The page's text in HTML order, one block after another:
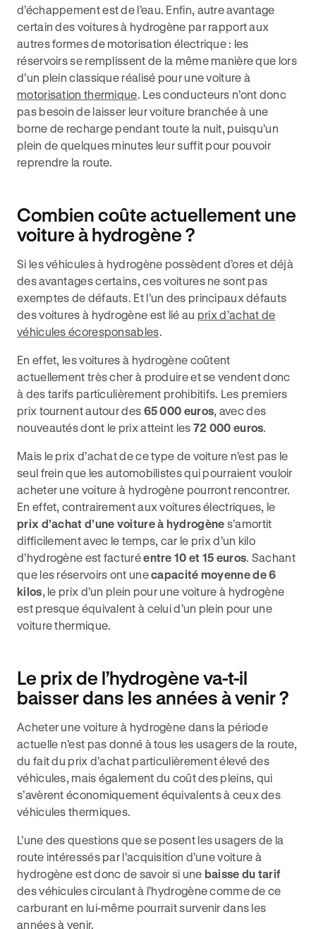
d’échappement est de l’eau. Enfin, autre avantage
certain des voitures à hydrogène par rapport aux
autres formes de motorisation électrique : les
réservoirs se remplissent de la même manière que lors
d’un plein classique réalisé pour une voiture à
motorisation thermique. Les conducteurs n’ont donc
pas besoin de laisser leur voiture branchée à une
borne de recharge pendant toute la nuit, puisqu’un
plein de quelques minutes leur suffit pour pouvoir
reprendre la route.
Combien coûte actuellement une
voiture à hydrogène ?
Si les véhicules à hydrogène possèdent d’ores et déjà
des avantages certains, ces voitures ne sont pas
exemptes de défauts. Et l’un des principaux défauts
des voitures à hydrogène est lié au prix d’achat de
véhicules écoresponsables.
En effet, les voitures à hydrogène coûtent
actuellement très cher à produire et se vendent donc
à des tarifs particulièrement prohibitifs. Les premiers
prix tournent autour des 65 000 euros, avec des
nouveautés dont le prix atteint les 72 000 euros.
Mais le prix d’achat de ce type de voiture n’est pas le
seul frein que les automobilistes qui pourraient vouloir
acheter une voiture à hydrogène pourront rencontrer.
En effet, contrairement aux voitures électriques, le
prix d’achat d’une voiture à hydrogène s’amortit
difficilement avec le temps, car le prix d’un kilo
d’hydrogène est facturéentre 10 et 15 euros. Sachant
que les réservoirs ont unecapacité moyenne de 6
kilos, le prix d’un plein pour une voiture à hydrogène
est presque équivalent à celui d’un plein pour une
voiture thermique.
Le prix de l’hydrogène va-t-il
baisser dans les années à venir ?
Acheter une voiture à hydrogène dans la période
actuelle n’est pas donné à tous les usagers de la route,
du fait du prix d’achat particulièrement élevé des
véhicules, mais également du coût des pleins, qui
s’avèrent économiquement équivalents à ceux des
véhicules thermiques.
L’une des questions que se posent les usagers de la
route intéressés par l’acquisition d’une voiture à
hydrogène est donc de savoir si une baisse du tarif
des véhicules circulant à l’hydrogène comme de ce
carburant en lui-même pourrait survenir dans les
années à venir.